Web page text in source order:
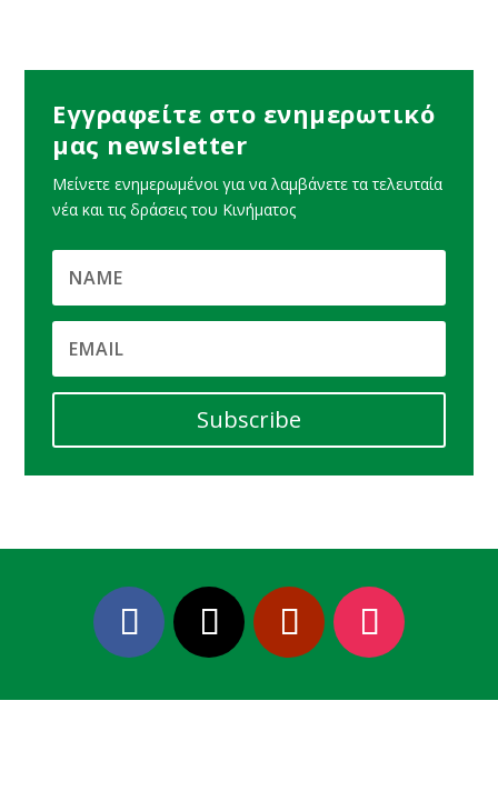
Εγγραφείτε στο ενημερωτικό
μας newsletter
Μείνετε ενημερωμένοι για να λαμβάνετε τα τελευταία
νέα και τις δράσεις του Κινήματος
Subscribe